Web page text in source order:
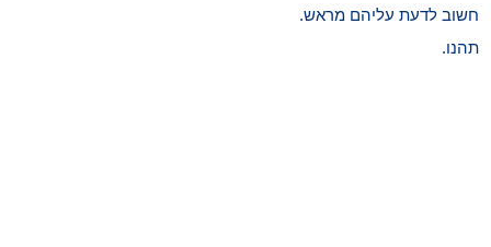
חשוב לדעת עליהם מראש.
תהנו.